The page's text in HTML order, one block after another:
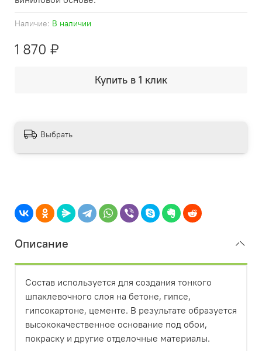
Наличие: В наличии
1 870 ₽
Купить в 1 клик
Выбрать
Описание
Состав используется для создания тонкого
шпаклевочного слоя на бетоне, гипсе,
гипсокартоне, цементе. В результате образуется
высококачественное основание под обои,
покраску и другие отделочные материалы.